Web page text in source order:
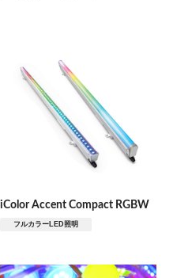
iColor Accent Compact RGBW
フルカラーLED照明